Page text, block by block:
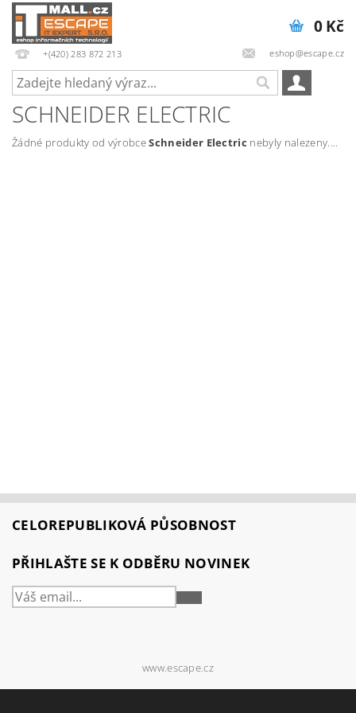
+(420) 283 872 213 eshop@escape.cz
0 Kč
SCHNEIDER ELECTRIC
Žádné produkty od výrobceSchneider Electric nebyly nalezeny....
CELOREPUBLIKOVÁ PŮSOBNOST
PŘIHLAŠTE SE K ODBĚRU NOVINEK
PŘIHLÁSIT
www.escape.cz